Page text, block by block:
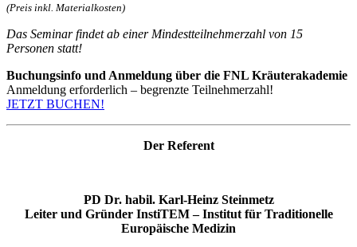
(Preis inkl. Materialkosten)
Das Seminar findet ab einer Mindestteilnehmerzahl von 15
Personen statt!
Buchungsinfo und Anmeldung über die FNL Kräuterakademie
Anmeldung erforderlich – begrenzte Teilnehmerzahl!
JETZT BUCHEN!
Der Referent
PD Dr. habil. Karl-Heinz Steinmetz
Leiter und Gründer InstiTEM – Institut für Traditionelle
Europäische Medizin